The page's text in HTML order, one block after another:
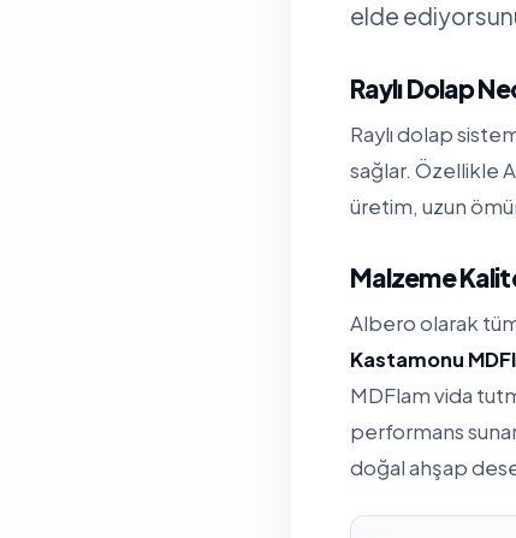
elde
Raylı Dolap
Raylı dolap
sağlar. Özellikle
üretim, uzun
Malzeme
Albero olarak
Kastamonu
MDFlam vida
performans
doğal ahşap